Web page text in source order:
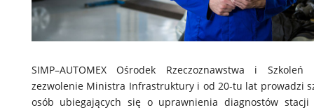
SIMP–AUTOMEX Ośrodek Rzeczoznawstwa i Szkoleń
zezwolenie Ministra Infrastruktury i od 20-tu lat prowadzi
osób ubiegających się o uprawnienia diagnostów stacji